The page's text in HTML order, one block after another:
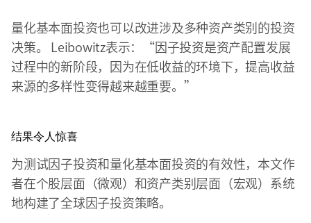
量化基本面投资也可以改进涉及多种资产类别的投资
决策。 Leibowitz表示：“因子投资是资产配置发展
过程中的新阶段，因为在低收益的环境下，提高收益
来源的多样性变得越来越重要。”
结果令人惊喜
为测试因子投资和量化基本面投资的有效性，本文作
者在个股层面（微观）和资产类别层面（宏观）系统
地构建了全球因子投资策略。